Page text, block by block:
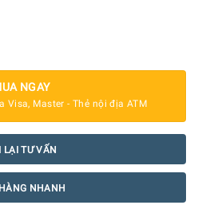
G 7310 SCU AutoDos số lượng
NGAY
Visa, Master - Thẻ nội địa ATM
LẠI TƯ VẤN
NHANH